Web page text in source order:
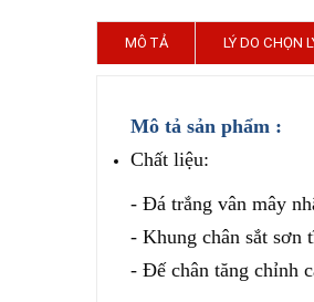
MÔ TẢ LÝ DO CHỌN
Mô tả sản phẩm :
Chất liệu:
- Đá trắng vân mây
- Khung chân sắt sơn
- Đế chân tăng chỉnh